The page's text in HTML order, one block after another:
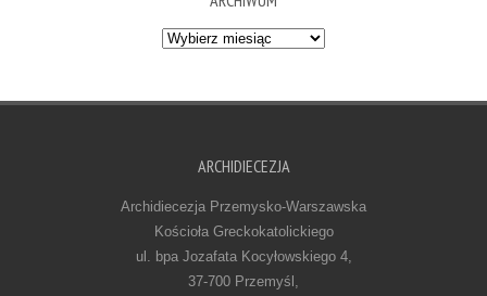
Archiwum
ARCHIDIECEZJA
Archidiecezja Przemysko-Warszawska
Kościoła Greckokatolickiego
ul. bpa Jozafata Kocyłowskiego 4,
37-700 Przemyśl,